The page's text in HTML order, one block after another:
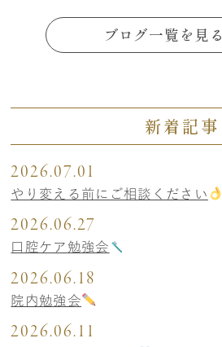
ブログ一覧を見る
新着記事
2026.07.01
やり変える前にご相談ください
2026.06.27
口腔ケア勉強会
2026.06.18
院内勉強会
2026.06.11